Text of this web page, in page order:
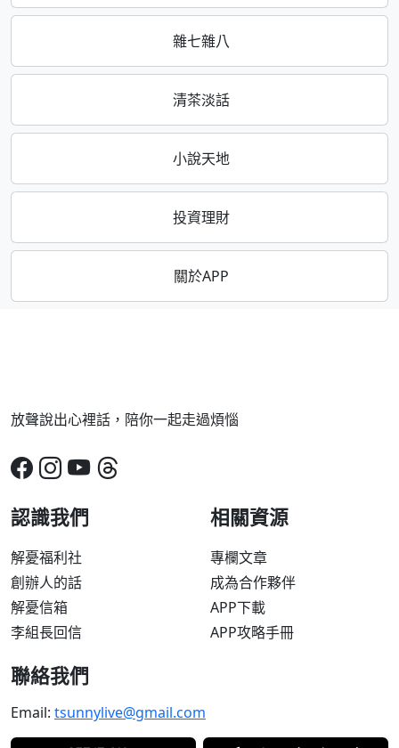
雜七雜八
清茶淡話
小說天地
投資理財
關於APP
放聲說出心裡話，陪你一起走過煩惱
認識我們
解憂福利社
創辦人的話
解憂信箱
李組長回信
相關資源
專欄文章
成為合作夥伴
APP下載
APP攻略手冊
聯絡我們
Email: tsunnylive@gmail.com